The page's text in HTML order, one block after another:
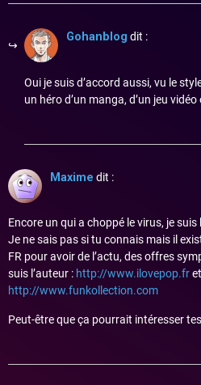
Gohanblog dit :
Oui je suis d’accord aussi, vu le
un héro d’un manga, d’un jeu
Maxime dit :
Encore un qui a choppé le virus, je
Je ne sais pas si tu connais mais il
FR pour avoir de l’actu, des offres
suis l’auteur : http://www.ilovepop.fret
http://www.funkollection.com
Peut-être que ça pourrait intéresser